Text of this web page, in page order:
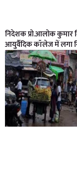
निदेशक प्रो.आलोक कुमार
आयुर्वैदिक कॉलेज में लगा